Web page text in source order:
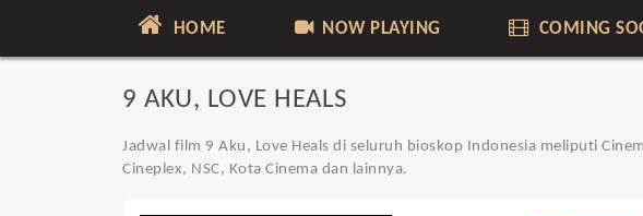
HOME NOW PLAYING COMING
9 AKU, LOVE HEALS
Jadwal film 9 Aku, Love Heals di seluruh bioskop Indonesia meliputi
Cineplex, NSC, Kota Cinema dan lainnya.